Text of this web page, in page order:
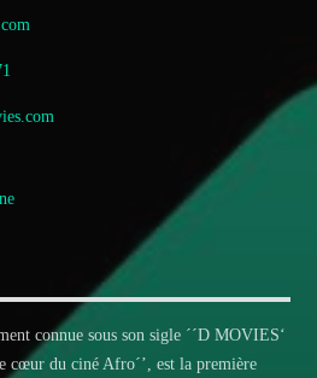
connue sous son sigle ´´D MOVIES‘
cœur du ciné Afro´’, est la première